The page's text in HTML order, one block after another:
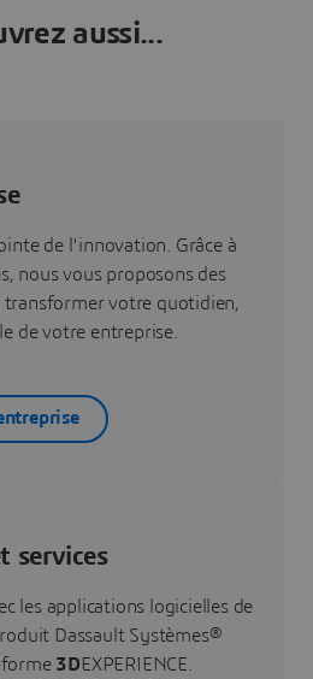
aussi...
de l'innovation. Grâce à
nous vous proposons des
transformer votre quotidien,
de votre entreprise.
services
les applications logicielles de
Dassault Systèmes®
3DEXPERIENCE.